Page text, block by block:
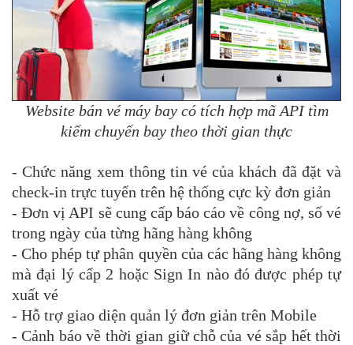
Website bán vé máy bay có tích hợp mã API tìm
kiếm chuyến bay theo thời gian thực
- Chức năng xem thông tin vé của khách đã đặt và
check-in trực tuyến trên hệ thống cực kỳ đơn giản
- Đơn vị API sẽ cung cấp báo cáo về công nợ, số vé
trong ngày của từng hãng hàng không
- Cho phép tự phân quyền của các hãng hàng không
mà đại lý cấp 2 hoặc Sign In nào đó được phép tự
xuất vé
- Hỗ trợ giao diện quản lý đơn giản trên Mobile
- Cảnh báo về thời gian giữ chỗ của vé sắp hết thời